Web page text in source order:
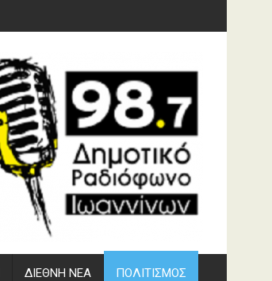
ΔΙΕΘΝΉ ΝΈΑ ΠΟΛΙΤΙΣΜΌΣ